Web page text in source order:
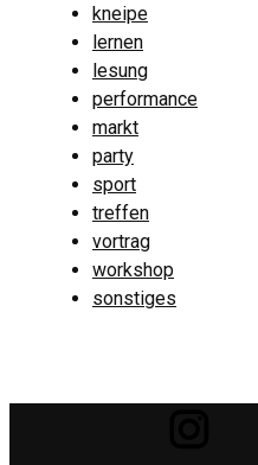
kneipe
lernen
lesung
performance
markt
party
sport
treffen
vortrag
workshop
sonstiges